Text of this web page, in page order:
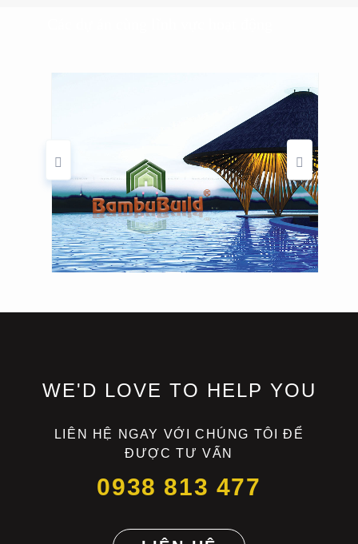
Thiết kế logo, nhận diện thương
hiệu, profile BambuBuild
WE'D LOVE TO HELP YOU
LIÊN HỆ NGAY VỚI CHÚNG TÔI ĐỂ
ĐƯỢC TƯ VẤN
0938 813 477